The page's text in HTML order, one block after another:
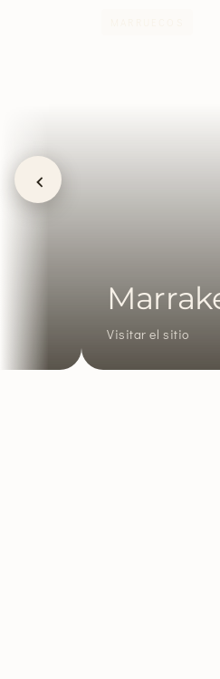
Marrakech
Visitar el sitio
‹